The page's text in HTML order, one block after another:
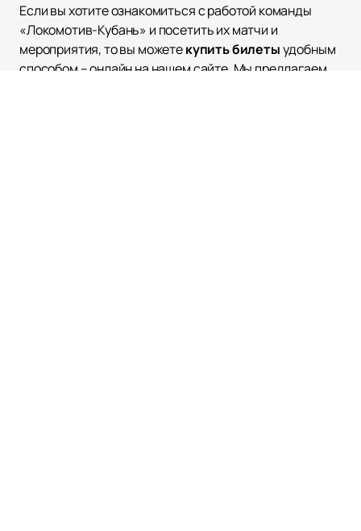
Если вы хотите ознакомиться с работой команды
«Локомотив-Кубань» и посетить их матчи и
мероприятия, то вы можетекупить билетыудобным
способом – онлайн на нашем сайте. Мы предлагаем